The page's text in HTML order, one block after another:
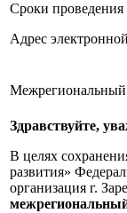
Сроки проведения
Адрес
Межрегиональный
Здравствуйте,
В целях
развития»
организация г.